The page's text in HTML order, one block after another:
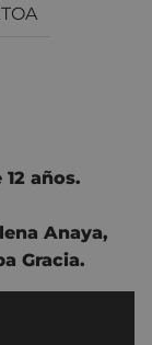
años.
Anaya,
Gracia.